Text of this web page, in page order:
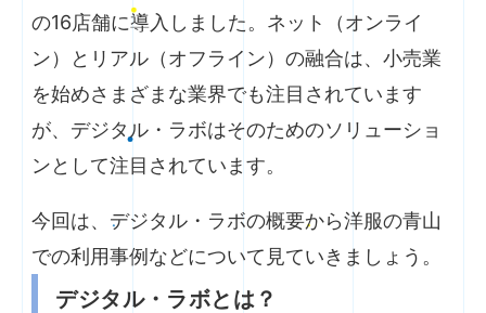
の16店舗に導入しました。ネット（オンライ
ン）とリアル（オフライン）の融合は、小売業
を始めさまざまな業界でも注目されています
が、デジタル・ラボはそのためのソリューショ
ンとして注目されています。
今回は、デジタル・ラボの概要から洋服の青山
での利用事例などについて見ていきましょう。
デジタル・ラボとは？